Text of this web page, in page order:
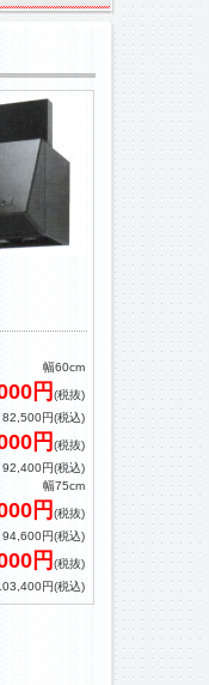
幅60cm
円 (税抜)
82,500円(税込)
円 (税抜)
92,400円(税込)
幅75cm
円 (税抜)
94,600円(税込)
円 (税抜)
円(税込)